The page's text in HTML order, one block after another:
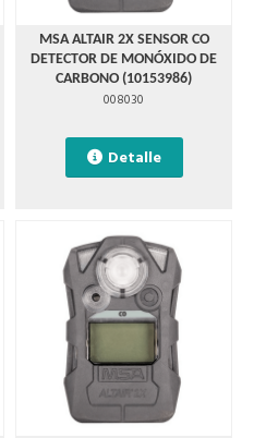
MSA ALTAIR 2X SENSOR CO
DETECTOR DE MONÓXIDO DE
CARBONO (10153986)
008030
Detalle